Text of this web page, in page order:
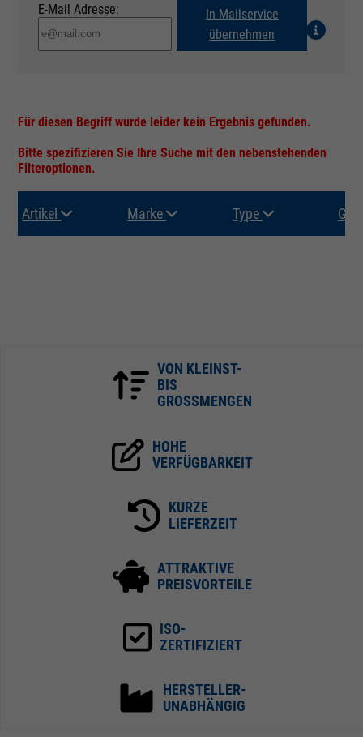
E-Mail Adresse:
In Mailservice
übernehmen
Für diesen Begriff wurde leider kein Ergebnis gefunden.
Bitte spezifizieren Sie Ihre Suche mit den nebenstehenden
Filteroptionen.
Artikel Marke Type
VON KLEINST-
BIS
GROSSMENGEN
HOHE
VERFÜGBARKEIT
KURZE
LIEFERZEIT
ATTRAKTIVE
PREISVORTEILE
ISO-
ZERTIFIZIERT
HERSTELLER-
UNABHÄNGIG